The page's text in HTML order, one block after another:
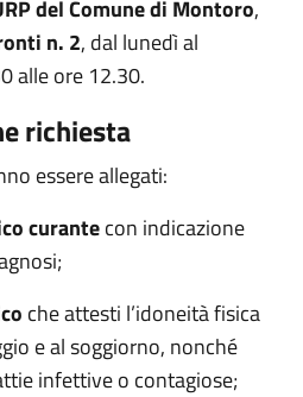
del Comune di Montoro,
n. 2, dal lunedì al
alle ore 12.30.
richiesta
essere allegati:
curantecon indicazione
che attesti l’idoneità fisica
e al soggiorno, nonché
infettive o contagiose;